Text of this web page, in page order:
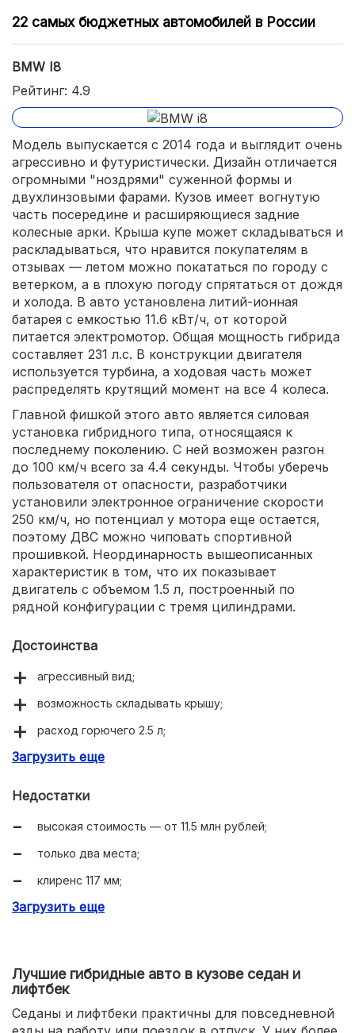
22 самых бюджетных автомобилей в России
BMW I8
Рейтинг: 4.9
Модель выпускается с 2014 года и выглядит очень
агрессивно и футуристически. Дизайн отличается
огромными "ноздрями" суженной формы и
двухлинзовыми фарами. Кузов имеет вогнутую
часть посередине и расширяющиеся задние
колесные арки. Крыша купе может складываться и
раскладываться, что нравится покупателям в
отзывах — летом можно покататься по городу с
ветерком, а в плохую погоду спрятаться от дождя
и холода. В авто установлена литий-ионная
батарея с емкостью 11.6 кВт/ч, от которой
питается электромотор. Общая мощность гибрида
составляет 231 л.с. В конструкции двигателя
используется турбина, а ходовая часть может
распределять крутящий момент на все 4 колеса.
Главной фишкой этого авто является силовая
установка гибридного типа, относящаяся к
последнему поколению. С ней возможен разгон
до 100 км/ч всего за 4.4 секунды. Чтобы уберечь
пользователя от опасности, разработчики
установили электронное ограничение скорости
250 км/ч, но потенциал у мотора еще остается,
поэтому ДВС можно чиповать спортивной
прошивкой. Неординарность вышеописанных
характеристик в том, что их показывает
двигатель с объемом 1.5 л, построенный по
рядной конфигурации с тремя цилиндрами.
Достоинства
агрессивный вид;
возможность складывать крышу;
расход горючего 2.5 л;
высокая аэродинамика;
Загрузить еще
Недостатки
высокая стоимость — от 11.5 млн рублей;
только два места;
клиренс 117 мм;
объем багажного отделения 100 л.
Загрузить еще
Лучшие гибридные авто в кузове седан и
лифтбек
Седаны и лифтбеки практичны для повседневной